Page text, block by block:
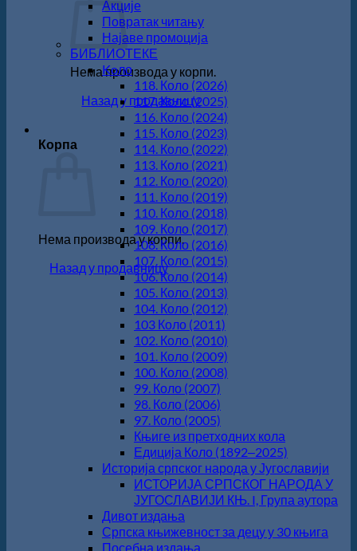
Нема производа у корпи.
Назад у продавницу
Корпа
Нема производа у корпи.
Назад у продавницу
Акције
Повратак читању
Најаве промоција
БИБЛИОТЕКЕ
Koло
118. Коло (2026)
117. Коло (2025)
116. Коло (2024)
115. Коло (2023)
114. Коло (2022)
113. Коло (2021)
112. Коло (2020)
111. Коло (2019)
110. Коло (2018)
109. Коло (2017)
108. Коло (2016)
107. Коло (2015)
106. Коло (2014)
105. Коло (2013)
104. Коло (2012)
103 Коло (2011)
102. Коло (2010)
101. Коло (2009)
100. Коло (2008)
99. Коло (2007)
98. Коло (2006)
97. Коло (2005)
Књиге из претходних кола
Едиција Коло (1892‒2025)
Историја српског народа у Југославији
ИСТОРИЈА СРПСКОГ НАРОДА У
ЈУГОСЛАВИЈИ КЊ. I, Група аутора
Дивот издања
Српска књижевност за децу у 30 књига
Посебна издања